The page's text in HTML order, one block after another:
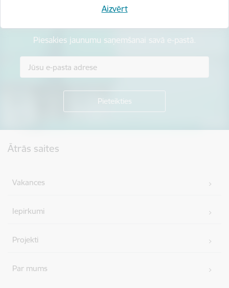
Aizvērt
Piesakies jaunumu saņemšanai savā e-pastā.
Ātrās saites
Vakances
Iepirkumi
Projekti
Par mums